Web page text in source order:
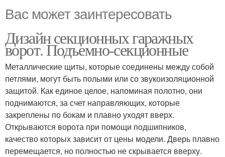
Вас может заинтересовать
Дизайн секционных гаражных
ворот. Подъемно-секционные
Металлические щиты, которые соединены между собой
петлями, могут быть полыми или со звукоизоляционной
защитой. Как единое целое, напоминая полотно, они
поднимаются, за счет направляющих, которые
закреплены по бокам и плавно уходят вверх.
Открываются ворота при помощи подшипников,
качество которых зависит от цены модели. Дверь плавно
перемещается, но полностью не скрывается вверху.